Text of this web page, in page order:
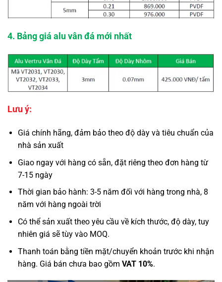
4. Bảng giá alu vân đá mới nhất
Lưu ý:
Giá chính hãng, đảm bảo theo độ dày và tiêu chuẩn của
nhà sản xuất
Giao ngay với hàng có sẵn, đặt riêng theo đơn hàng từ
7-15 ngày
Thời gian bảo hành: 3-5 năm đối với hàng trong nhà, 8
năm với hàng ngoài trời
Có thể sản xuất theo yêu cầu về kích thước, độ dày, tuy
nhiên giá sẽ tùy vào MOQ.
Thanh toán bằng tiền mặt/chuyển khoản trước khi nhận
hàng. Giá bán chưa bao gồm VAT 10%.